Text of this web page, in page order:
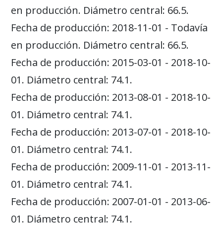
en producción. Diámetro central: 66.5.
Fecha de producción: 2018-11-01 - Todavía
en producción. Diámetro central: 66.5.
Fecha de producción: 2015-03-01 - 2018-10-
01. Diámetro central: 74.1.
Fecha de producción: 2013-08-01 - 2018-10-
01. Diámetro central: 74.1.
Fecha de producción: 2013-07-01 - 2018-10-
01. Diámetro central: 74.1.
Fecha de producción: 2009-11-01 - 2013-11-
01. Diámetro central: 74.1.
Fecha de producción: 2007-01-01 - 2013-06-
01. Diámetro central: 74.1.